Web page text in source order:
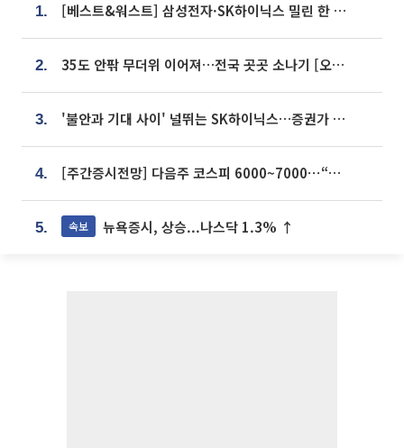
1. [베스트&워스트] 삼성전자·SK하이닉스 밀린 한 주…상상인증권은 85% 급등
2. 35도 안팎 무더위 이어져…전국 곳곳 소나기 [오늘 날씨]
3. '불안과 기대 사이' 널뛰는 SK하이닉스…증권가 "HBM4·LTA 기반 펀터멘털 견고"
4. [주간증시전망] 다음주 코스피 6000~7000⋯“外人 수급은 정책이 변수”
5. 속보 뉴욕증시, 상승...나스닥 1.3% ↑